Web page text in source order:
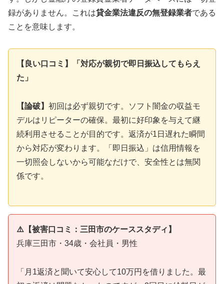
録がありません。これは貸金業法違反の無登録業者である
ことを意味します。
【良い口コミ】「対応が親切で即日振込してもらえ
た」
【論破】 初回は必ず親切です。ソフト闇金の収益モ
デルはリピーターの確保。最初に好印象を与えて継
続利用させることが目的です。返済が1日遅れた瞬間
から対応が変わります。「即日振込」は信用情報を
一切照会しないから可能なだけで、安全性とは無関
係です。
⚠️【被害口コミ：三田市のケーススタディ】
兵庫三田市・34歳・会社員・男性
「月1返済と聞いて安心して10万円を借りました。最